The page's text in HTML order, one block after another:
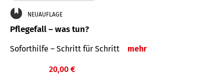
NEUAUFLAGE
Pflegefall – was tun?
Soforthilfe – Schritt für Schritt mehr
20,00 €